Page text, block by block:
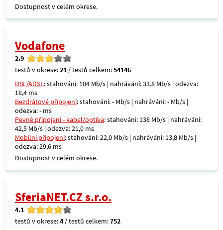
Dostupnost v celém okrese.
Vodafone
2.9
testů v okrese:21 / testů celkem:54146
DSL/ADSL: stahování: 104 Mb/s | nahrávání: 33,8 Mb/s | odezva:
18,4 ms
Bezdrátové připojení: stahování: - Mb/s | nahrávání: - Mb/s |
odezva: - ms
Pevné připojení - kabel/optika: stahování: 138 Mb/s | nahrávání:
42,5 Mb/s | odezva: 21,0 ms
Mobilní připojení: stahování: 22,0 Mb/s | nahrávání: 13,8 Mb/s |
odezva: 29,6 ms
Dostupnost v celém okrese.
SferiaNET.CZ s.r.o.
4.1
testů v okrese:4 / testů celkem:752